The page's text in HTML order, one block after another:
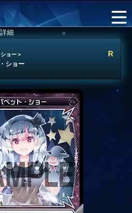
細
ョー＞
ショー
R